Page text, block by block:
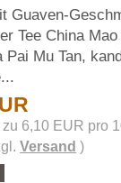
Guaven-
Tee China
Pai Mu Tan,
6,10 EUR pro
Versand )